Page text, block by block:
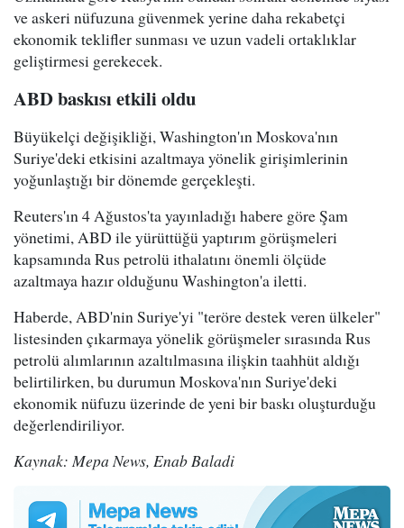
ve askeri nüfuzuna güvenmek yerine daha rekabetçi
ekonomik teklifler sunması ve uzun vadeli ortaklıklar
geliştirmesi gerekecek.
ABD baskısı etkili oldu
Büyükelçi değişikliği, Washington'ın Moskova'nın
Suriye'deki etkisini azaltmaya yönelik girişimlerinin
yoğunlaştığı bir dönemde gerçekleşti.
Reuters'ın 4 Ağustos'ta yayınladığı habere göre Şam
yönetimi, ABD ile yürüttüğü yaptırım görüşmeleri
kapsamında Rus petrolü ithalatını önemli ölçüde
azaltmaya hazır olduğunu Washington'a iletti.
Haberde, ABD'nin Suriye'yi "teröre destek veren ülkeler"
listesinden çıkarmaya yönelik görüşmeler sırasında Rus
petrolü alımlarının azaltılmasına ilişkin taahhüt aldığı
belirtilirken, bu durumun Moskova'nın Suriye'deki
ekonomik nüfuzu üzerinde de yeni bir baskı oluşturduğu
değerlendiriliyor.
Kaynak: Mepa News, Enab Baladi